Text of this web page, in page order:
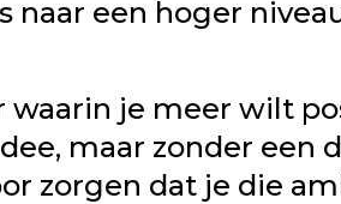
naar een hoger
waarin je meer wilt
maar zonder
zorgen dat je die